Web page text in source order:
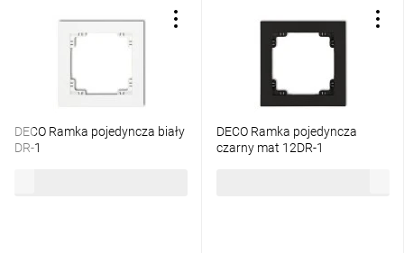
DECO Ramka pojedyncza biały
DR-1
DECO Ramka pojedyncza
czarny mat 12DR-1